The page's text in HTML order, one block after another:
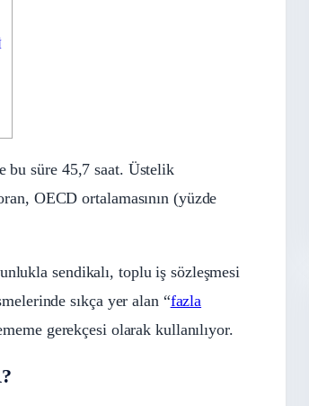
bu süre 45,7 saat. Üstelik
OECD ortalamasının (yüzde
sendikalı, toplu iş sözleşmesi
sıkça yer alan “fazla
gerekçesi olarak kullanılıyor.